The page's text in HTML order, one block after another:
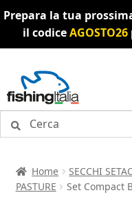
Prepara la tua
il codiceAGOSTO26
alla
navigazione
al
contenuto
Home
SECCHI
PASTURE
Set Compact